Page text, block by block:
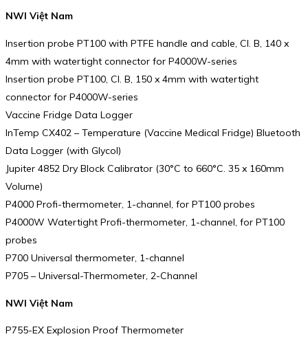
NWI Việt Nam
Insertion probe PT100 with PTFE handle and cable, Cl. B, 140 x
4mm with watertight connector for P4000W-series
Insertion probe PT100, Cl. B, 150 x 4mm with watertight
connector for P4000W-series
Vaccine Fridge Data Logger
InTemp CX402 – Temperature (Vaccine Medical Fridge) Bluetooth
Data Logger (with Glycol)
Jupiter 4852 Dry Block Calibrator (30°C to 660°C. 35 x 160mm
Volume)
P4000 Profi-thermometer, 1-channel, for PT100 probes
P4000W Watertight Profi-thermometer, 1-channel, for PT100
probes
P700 Universal thermometer, 1-channel
P705 – Universal-Thermometer, 2-Channel
NWI Việt Nam
P755-EX Explosion Proof Thermometer